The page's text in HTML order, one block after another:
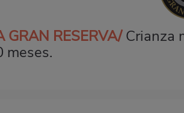
GRAN RESERVA/ Crianza
meses.